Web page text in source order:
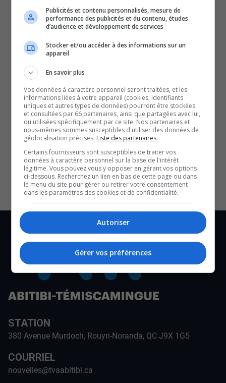
Fin des audiences du BAPE pour le projet Horne 5 à
Rouyn-Noranda.
Premiers matchs à domicile pour les Foreurs et les
Huskies.
QUESTION DU JOUR
Commentaires
SOUTENIR NOS MÉDIAS, C’EST PROTÉGER NOTRE
CULTURE ET NOTRE ÉCONOMIE
STATION
380 Avenue Murdoch, Rouyn-Noranda, QC J9X 1G5
COURRIEL
nouvelles@tvaabitibi.ca
Publicités et contenu personnalisés, mesure de
performance des publicités et du contenu, études
d’audience et développement de services
Stocker et/ou accéder à des informations sur un
appareil
En savoir plus
Vos données à caractère personnel seront traitées, et les
informations liées à votre appareil (cookies, identifiants
uniques et autres types de données) pourront être stockées
et consultées par 66 partenaires, ainsi que partagées avec lui,
ou utilisées spécifiquement par ce site. Nos partenaires et
nous-mêmes sommes susceptibles d'utiliser des données de
géolocalisation précises. Liste des partenaires.
Certains fournisseurs sont susceptibles de traiter vos
données à caractère personnel sur la base de l'intérêt
légitime. Vous pouvez vous y opposer en gérant vos options
ci-dessous. Recherchez un lien en bas de cette page ou dans
le menu du site pour gérer ou retirer votre consentement
dans les paramètres des cookies et de confidentialité.
Autoriser
Gérer vos préférences